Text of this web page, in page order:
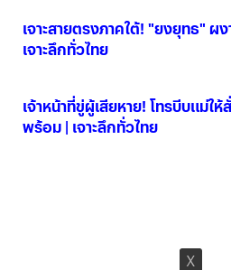
เจาะสายตรงภาคใต้! "ยงยุทธ" ผ
เจาะลึกทั่วไทย
เจ้าหน้าที่ขู่ผู้เสียหาย! โทรบีบแม่
พร้อม | เจาะลึกทั่วไทย